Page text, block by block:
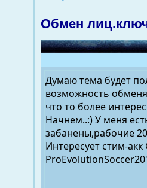
Обмен
Думаю тема будет
возможность
что то более
Начнем..:) У меня
забанены,рабочие
Интересует стим-акк